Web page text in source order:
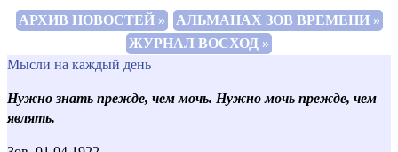
АРХИВ НОВОСТЕЙ »
АЛЬМАНАХ ЗОВ ВРЕМЕНИ »
ЖУРНАЛ ВОСХОД »
Мысли на каждый день
Нужно знать прежде, чем мочь. Нужно мочь прежде, чем
являть.